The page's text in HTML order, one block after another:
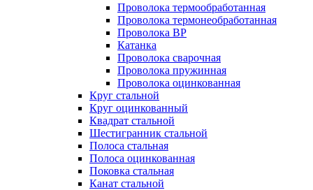
Проволока термообработанная
Проволока термонеобработанная
Проволока ВР
Катанка
Проволока сварочная
Проволока пружинная
Проволока оцинкованная
Круг стальной
Круг оцинкованный
Квадрат стальной
Шестигранник стальной
Полоса стальная
Полоса оцинкованная
Поковка стальная
Канат стальной